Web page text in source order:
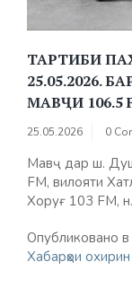
ТАРТИБИ
25.05.2026.
МАВҶИ 106.5
25.05.2026 0
Мавҷ дар ш.
FM, вилояти
Хоруғ 103 FM,
Опубликовано в
Хабарҳои охирин